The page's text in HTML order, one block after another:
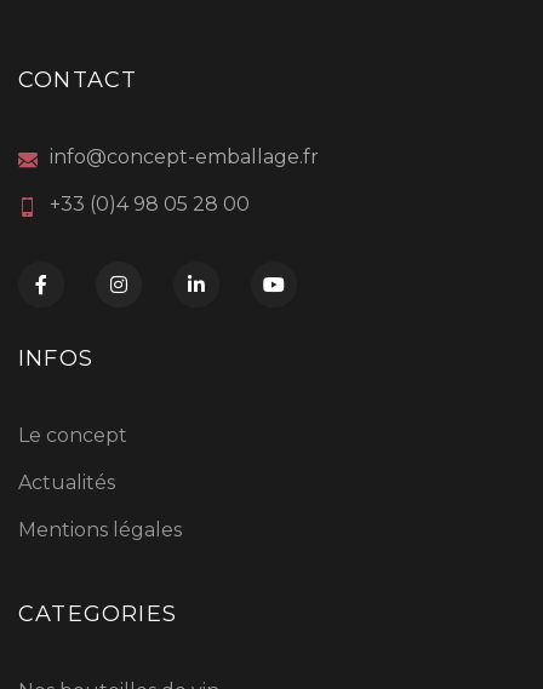
CONTACT
info@concept-emballage.fr
+33 (0)4 98 05 28 00
INFOS
Le concept
Actualités
Mentions légales
CATEGORIES